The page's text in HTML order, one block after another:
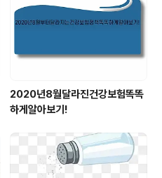
집중됩니다. 여
지》와 별도로
2020년8월달라진건강보험똑똑
하게알아보기!